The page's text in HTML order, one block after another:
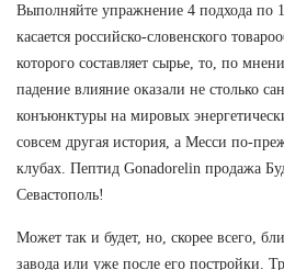
Выполняйте упражнение 4 подхода по
касается российско-словенского
которого составляет сырье, то, по
падение влияние оказали не столько
конъюнктуры на мировых
совсем другая история, а Месси по-
клубах. Пептид Gonadorelin продажа
Севастополь!
Может так и будет, но, скорее всего,
завода или уже после его постройки.